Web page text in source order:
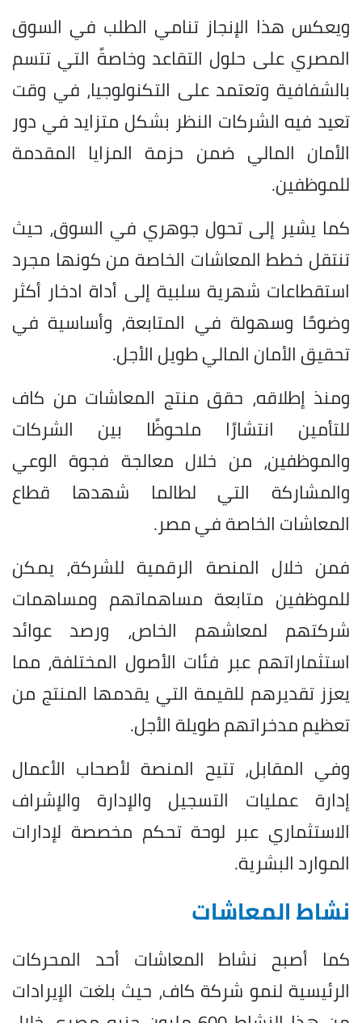
ويعكس هذا الإنجاز تنامي الطلب في السوق
المصري على حلول التقاعد وخاصةً التي تتسم
بالشفافية وتعتمد على التكنولوجيا، في وقت
تعيد فيه الشركات النظر بشكل متزايد في دور
الأمان المالي ضمن حزمة المزايا المقدمة
للموظفين.
كما يشير إلى تحول جوهري في السوق، حيث
تنتقل خطط المعاشات الخاصة من كونها مجرد
استقطاعات شهرية سلبية إلى أداة ادخار أكثر
وضوحًا وسهولة في المتابعة، وأساسية في
تحقيق الأمان المالي طويل الأجل.
ومنذ إطلاقه، حقق منتج المعاشات من كاف
للتأمين انتشارًا ملحوظًا بين الشركات
والموظفين، من خلال معالجة فجوة الوعي
والمشاركة التي لطالما شهدها قطاع
المعاشات الخاصة في مصر.
فمن خلال المنصة الرقمية للشركة، يمكن
للموظفين متابعة مساهماتهم ومساهمات
شركتهم لمعاشهم الخاص، ورصد عوائد
استثماراتهم عبر فئات الأصول المختلفة، مما
يعزز تقديرهم للقيمة التي يقدمها المنتج من
تعظيم مدخراتهم طويلة الأجل.
وفي المقابل، تتيح المنصة لأصحاب الأعمال
إدارة عمليات التسجيل والإدارة والإشراف
الاستثماري عبر لوحة تحكم مخصصة لإدارات
الموارد البشرية.
نشاط المعاشات
كما أصبح نشاط المعاشات أحد المحركات
الرئيسية لنمو شركة كاف، حيث بلغت الإيرادات